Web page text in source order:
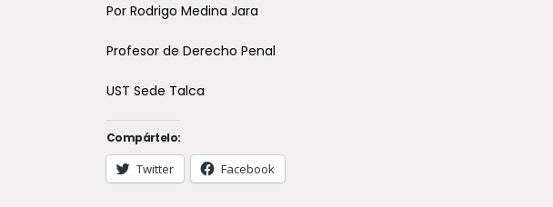
Por Rodrigo Medina Jara
Profesor de Derecho Penal
UST Sede Talca
Compártelo:
Twitter Facebook